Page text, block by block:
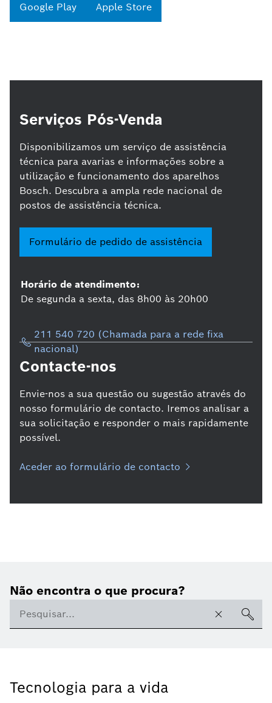
Google Play Apple Store
Serviços Pós-Venda
Disponibilizamos um serviço de assistência
técnica para avarias e informações sobre a
utilização e funcionamento dos aparelhos
Bosch. Descubra a ampla rede nacional de
postos de assistência técnica.
Formulário de pedido de assistência
Horário de atendimento:
De segunda a sexta, das 8h00 às 20h00
211 540 720 (Chamada para a rede fixa
nacional)
Contacte-nos
Envie-nos a sua questão ou sugestão através do
nosso formulário de contacto. Iremos analisar a
sua solicitação e responder o mais rapidamente
possível.
Aceder ao formulário de contacto
Não encontra o que procura?
Tecnologia para a vida